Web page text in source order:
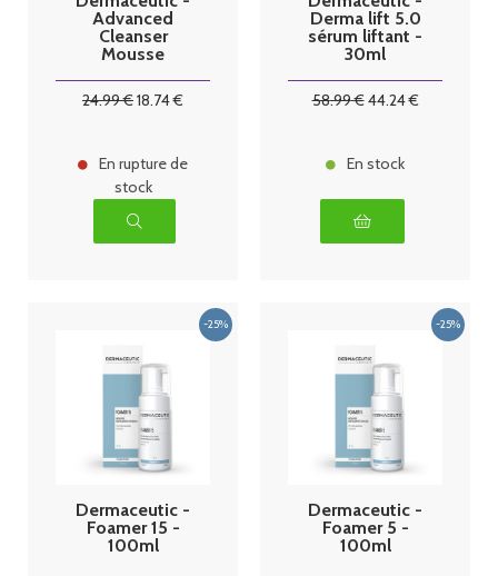
Advanced
Cleanser
Mousse
24.99€18.74€
En rupture de
stock
Derma lift 5.0
sérum liftant -
30ml
58.99€44.24€
En stock
Dermaceutic -
Foamer 15 -
100ml
Dermaceutic -
Foamer 5 -
100ml